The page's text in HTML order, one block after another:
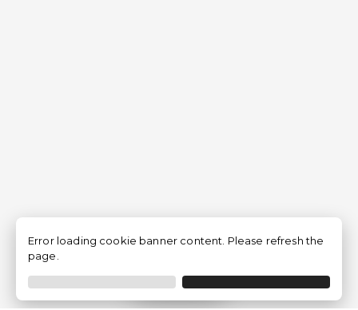
Filtrar
Error loading cookie banner content. Please refresh the
page.